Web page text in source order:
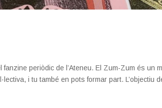
periòdic de l’Ateneu. El Zum-Zum és un
i tu també en pots formar part. L’objectiu